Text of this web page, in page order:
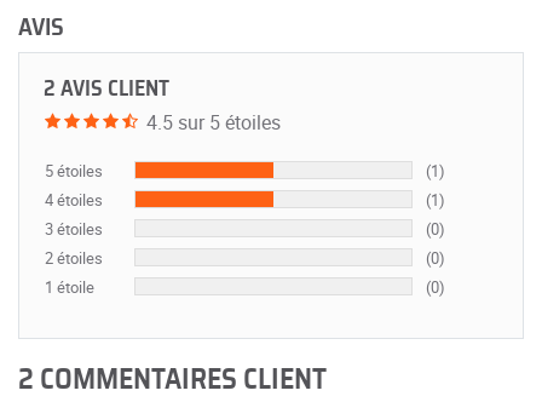
AVIS
2 AVIS CLIENT
4.5 sur 5 étoiles
5 étoiles
(1)
4 étoiles
(1)
3 étoiles
(0)
2 étoiles
(0)
1 étoile
(0)
2 COMMENTAIRES CLIENT